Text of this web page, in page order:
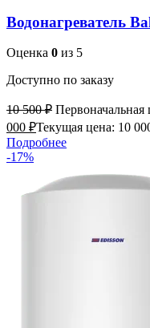
Водонагреватель
Оценка 0 из 5
Доступно по заказу
10 500₽ Первоначальная
000 ₽Текущая цена: 10
Подробнее
-17%